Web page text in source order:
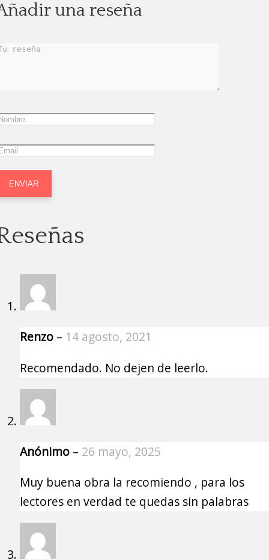
una reseña
Renzo – 14 agosto, 2021
Recomendado. No dejen de leerlo.
Anónimo – 26 mayo, 2025
Muy buena obra la recomiendo , para los
lectores en verdad te quedas sin palabras